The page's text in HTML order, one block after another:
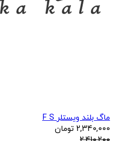
ماگ بلند ویستلر F S
2,340,000 تومان